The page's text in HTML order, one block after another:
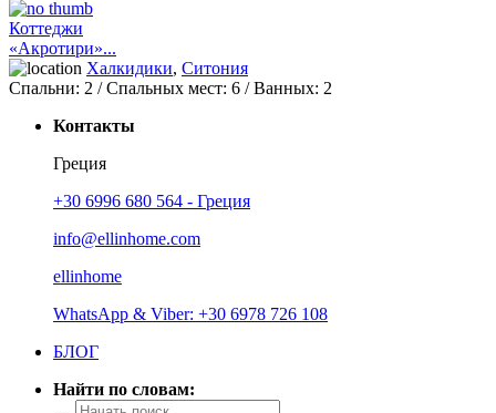
Коттеджи
«Акротири»...
Халкидики, Ситония
Спальни: 2 / Спальных мест: 6 /Ванных: 2
Контакты
Греция
+30 6996 680 564 - Греция
info@ellinhome.com
ellinhome
WhatsApp & Viber: +30 6978 726 108
БЛОГ
Найти по словам: